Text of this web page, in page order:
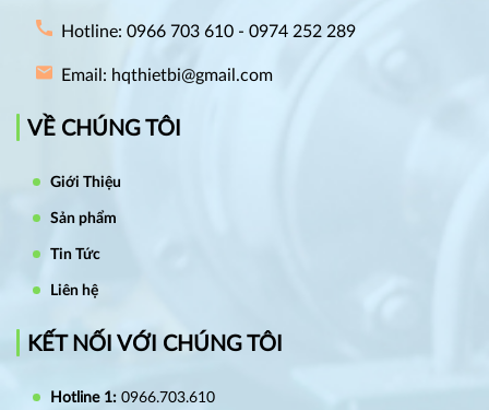
Hotline: 0966 703 610 - 0974 252 289
Email: hqthietbi@gmail.com
VỀ CHÚNG TÔI
Giới Thiệu
Sản phẩm
Tin Tức
Liên hệ
KẾT NỐI VỚI CHÚNG TÔI
Hotline 1: 0966.703.610